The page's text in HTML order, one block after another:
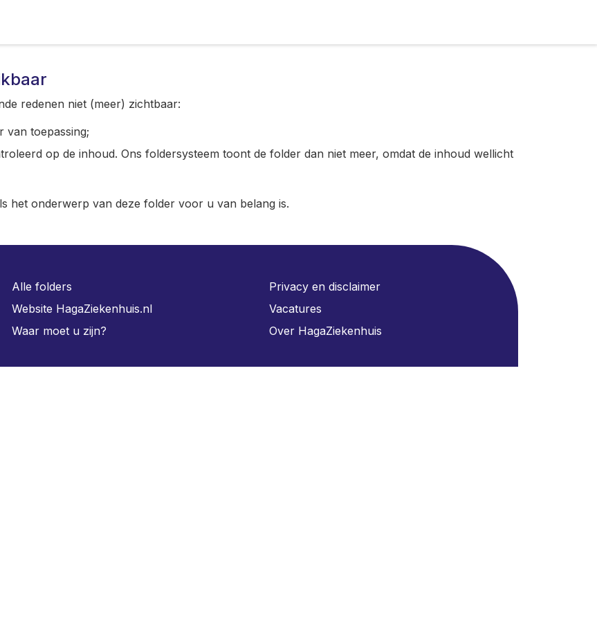
redenen niet (meer) zichtbaar:
van toepassing;
op de inhoud. Ons foldersysteem toont de folder dan niet meer, omdat de inhoud wellicht
het onderwerp van deze folder voor u van belang is.
Alle folders
Website HagaZiekenhuis.nl
Waar moet u zijn?
Privacy en disclaimer
Vacatures
Over HagaZiekenhuis